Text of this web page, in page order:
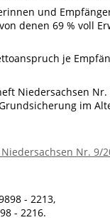
und
denen 69 % voll
je
Niedersachsen
im
Nr. 9/
- 2213,
- 2216.